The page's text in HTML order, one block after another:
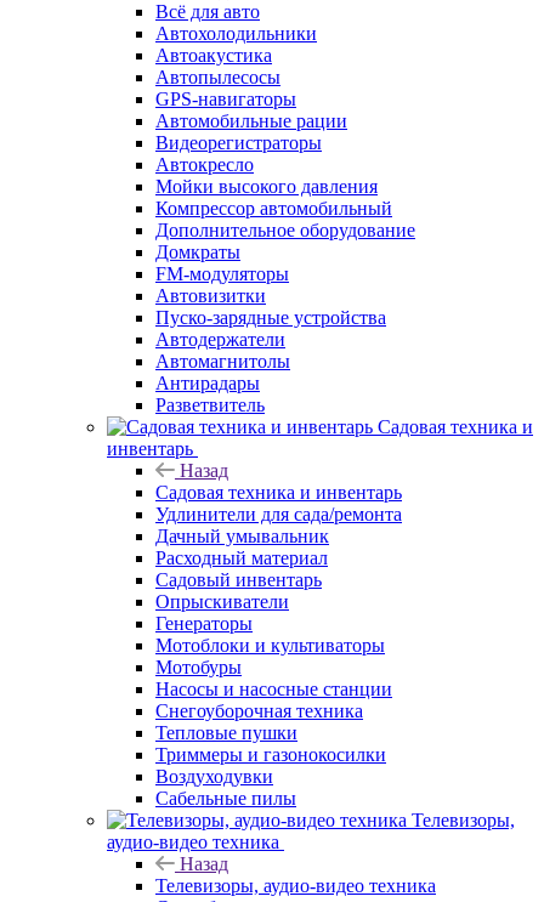
Всё для авто
Автохолодильники
Автоакустика
Автопылесосы
GPS-навигаторы
Автомобильные рации
Видеорегистраторы
Автокресло
Мойки высокого давления
Компрессор автомобильный
Дополнительное оборудование
Домкраты
FM-модуляторы
Автовизитки
Пуско-зарядные устройства
Автодержатели
Автомагнитолы
Антирадары
Разветвитель
Садовая техника и
инвентарь
Назад
Садовая техника и инвентарь
Удлинители для сада/ремонта
Дачный умывальник
Расходный материал
Садовый инвентарь
Опрыскиватели
Генераторы
Мотоблоки и культиваторы
Мотобуры
Насосы и насосные станции
Снегоуборочная техника
Тепловые пушки
Триммеры и газонокосилки
Воздуходувки
Сабельные пилы
Телевизоры,
аудио-видео техника
Назад
Телевизоры, аудио-видео техника